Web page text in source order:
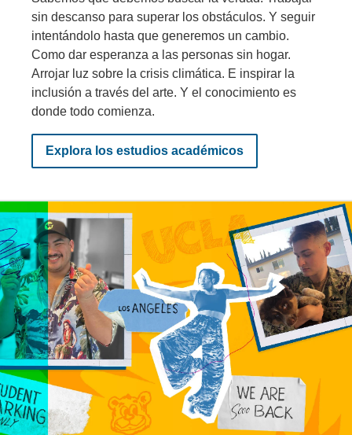
sin descanso para superar los obstáculos. Y seguir
intentándolo hasta que generemos un cambio.
Como dar esperanza a las personas sin hogar.
Arrojar luz sobre la crisis climática. E inspirar la
inclusión a través del arte. Y el conocimiento es
donde todo comienza.
Explora los estudios académicos